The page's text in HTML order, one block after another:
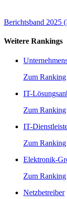
Berichtsband 2025
Weitere Rankings
Zum Ranking
IT-
Zum Ranking
IT-
Zum Ranking
Elektronik-
Zum Ranking
Netzbetreiber